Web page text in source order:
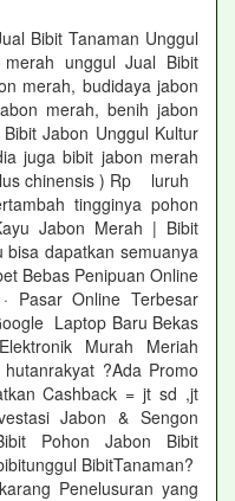
Bibit Tanaman Unggul
unggul Jual Bibit
merah, budidaya jabon
merah, benih jabon
Jabon Unggul Kultur
juga bibit jabon merah
chinensis ) Rp luruh
tingginya pohon
Jabon Merah | Bibit
bisa dapatkan semuanya
Bebas Penipuan Online
Pasar Online Terbesar
Laptop Baru Bekas
Murah Meriah
?Ada Promo
Cashback = jt sd ,jt
Jabon & Sengon
Pohon Jabon Bibit
BibitTanaman?
Penelusuran yang